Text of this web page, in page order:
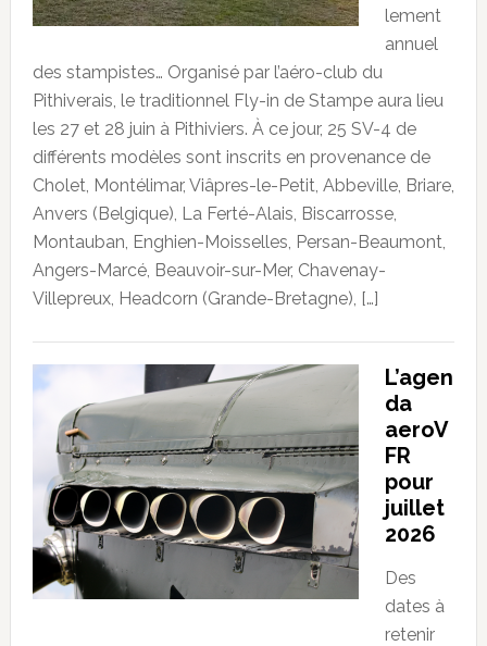
lement
annuel
des stampistes… Organisé par l’aéro-club du
Pithiverais, le traditionnel Fly-in de Stampe aura lieu
les 27 et 28 juin à Pithiviers. À ce jour, 25 SV-4 de
différents modèles sont inscrits en provenance de
Cholet, Montélimar, Viâpres-le-Petit, Abbeville, Briare,
Anvers (Belgique), La Ferté-Alais, Biscarrosse,
Montauban, Enghien-Moisselles, Persan-Beaumont,
Angers-Marcé, Beauvoir-sur-Mer, Chavenay-
Villepreux, Headcorn (Grande-Bretagne), […]
L’agen
da
aeroV
FR
pour
juillet
2026
Des
dates à
retenir